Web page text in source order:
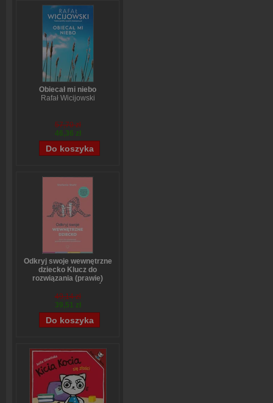
Obiecał mi niebo
Rafał Wicijowski
57,70 zł
46,36 zł
Odkryj swoje wewnętrzne
dziecko Klucz do
rozwiązania (prawie)
Stefanie Stahl
49,14 zł
39,51 zł